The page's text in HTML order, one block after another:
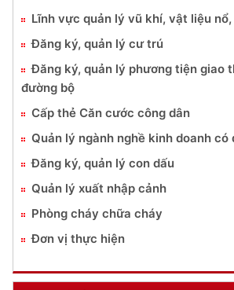
Lĩnh vực quản lý vũ khí, vật liệu nổ,
Đăng ký, quản lý cư trú
đường bộ